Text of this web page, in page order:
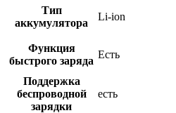
Тип
аккумулятора
Li-ion
Функция
быстрого заряда
Есть
Поддержка
беспроводной
зарядки
есть